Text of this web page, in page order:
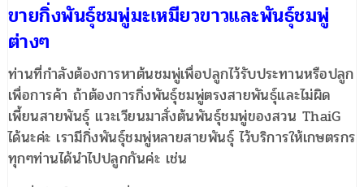
ขายกิ่งพันธุ์ชมพู่มะเหมียวขาวและพันธุ์ชมพู่
ต่างๆ
ท่านที่กำลังต้องการหาต้นชมพู่เพื่อปลูกไว้รับประทานหรือปลูก
เพื่อการค้า ถ้าต้องการกิ่งพันธุ์ชมพู่ตรงสายพันธุ์และไม่ผิด
เพี้ยนสายพันธุ์ แวะเวียนมาสั่งต้นพันธุ์ชมพู่ของสวน ThaiG
ได้นะค่ะ เรามีกิ่งพันธุ์ชมพู่หลายสายพันธุ์ ไว้บริการให้เกษตรกร
ทุกๆท่านได้นำไปปลูกกันค่ะ เช่น